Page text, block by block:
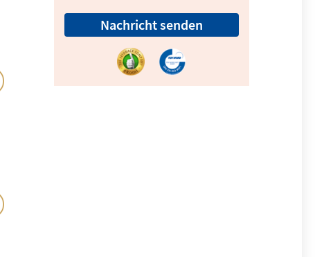
Nachricht senden